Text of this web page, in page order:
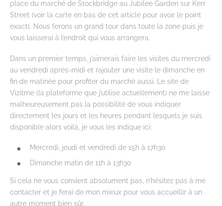
place du marché de Stockbridge au Jubilee Garden sur Kerr
Street (voir la carte en bas de cet article pour avoir le point
exact). Nous ferons un grand tour dans toute la zone puis je
vous laisserai à l’endroit qui vous arrangera.
Dans un premier temps, j’aimerais faire les visites du mercredi
au vendredi après-midi et rajouter une visite le dimanche en
fin de matinée pour profiter du marché aussi. Le site de
Vizitme (la plateforme que j’utilise actuellement) ne me laisse
malheureusement pas la possibilité de vous indiquer
directement les jours et les heures pendant lesquels je suis
disponible alors voilà, je vous les indique ici:
Mercredi, jeudi et vendredi de 15h à 17h30
Dimanche matin de 11h à 13h30
Si cela ne vous convient absolument pas, n’hésitez pas à me
contacter et je ferai de mon mieux pour vous accueillir à un
autre moment bien sûr.